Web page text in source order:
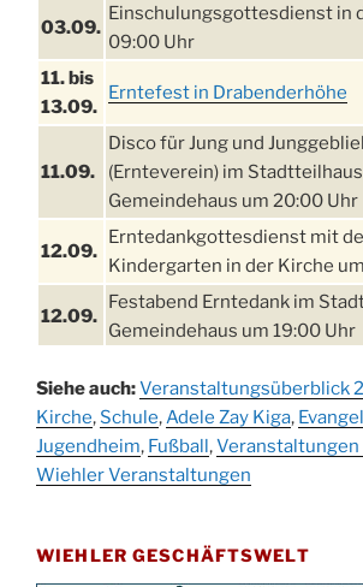
03.09.
Einschulungsgottesdienst in
09:00 Uhr
11. bis
13.09.
Erntefest in Drabenderhöhe
11.09.
Disco für Jung und
(Ernteverein) im
Gemeindehaus um 20:00 Uhr
12.09.
Erntedankgottesdienst mit
Kindergarten in der Kirche
12.09.
Festabend Erntedank im
Gemeindehaus um 19:00 Uhr
13.09.
Stadtteilhaus um 14:00 Uhr
19.09.
Schlagerabend im
Drabenderhöhe
Kinderbibeltag im Ev.
Siehe auch:Veranstaltungsüberblick
Kirche, Schule, Adele Zay Kiga,
Jugendheim, Fußball,
Wiehler Veranstaltungen
WIEHLER GESCHÄFTSWELT